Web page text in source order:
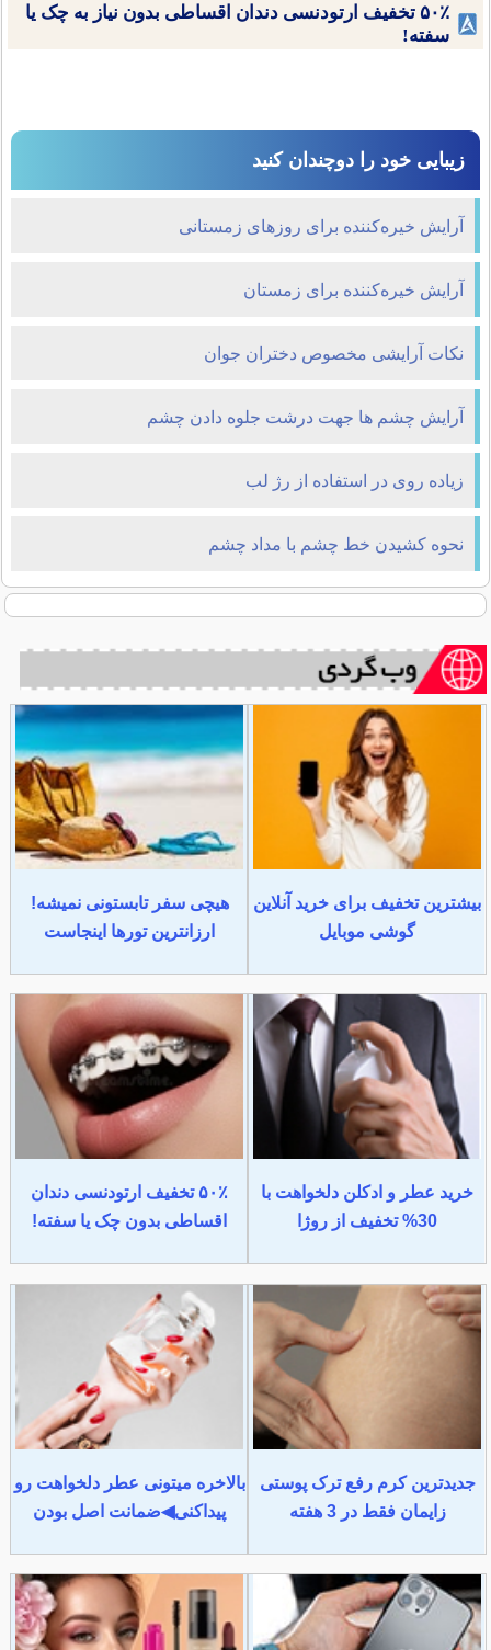
۵۰٪ تخفیف ارتودنسی دندان اقساطی بدون نیاز به چک یا
سفته!
زیبایی خود را دوچندان کنید
آرایش خیره‌کننده برای روزهای زمستانی
آرایش خیره‌کننده برای زمستان
نکات آرایشی مخصوص دختران جوان
آرايش چشم ها جهت درشت جلوه دادن چشم
زیاده روی در استفاده از رژ لب
نحوه کشیدن خط چشم با مداد چشم
بیشترین تخفیف برای خرید آنلاین
گوشی موبایل
هیچی سفر تابستونی نمیشه!
ارزانترین تورها اینجاست
خرید عطر و ادکلن دلخواهت با
30% تخفیف از روژا
۵۰٪ تخفیف ارتودنسی دندان
اقساطی بدون چک یا سفته!
جدیدترین کرم رفع ترک پوستی
زایمان فقط در 3 هفته
بالاخره میتونی عطر دلخواهت رو
پیداکنی◀ضمانت اصل بودن